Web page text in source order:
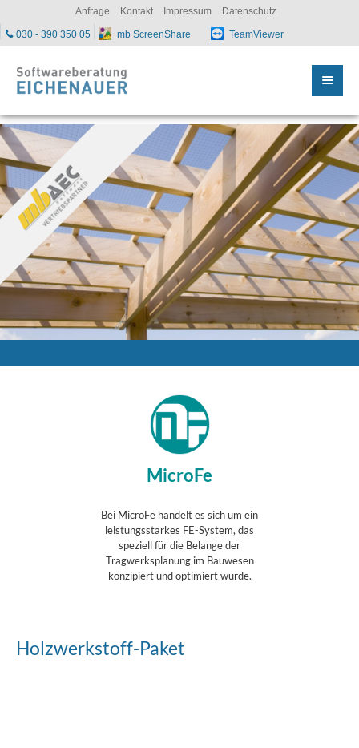
MicroFe
Bei MicroFe handelt es sich um ein
leistungsstarkes FE-System, das
speziell für die Belange der
Tragwerksplanung im Bauwesen
konzipiert und optimiert wurde.
Holzwerkstoff-Paket
Anfrage Kontakt Impressum Datenschutz
030 - 390 350 05 mb ScreenShare TeamViewer